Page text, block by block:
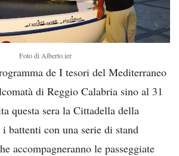
Foto di Alberto.ier
de I tesori del Mediterraneo
di Reggio Calabria sino al 31
questa sera la Cittadella della
i battenti con una serie di stand
accompagneranno le passeggiate